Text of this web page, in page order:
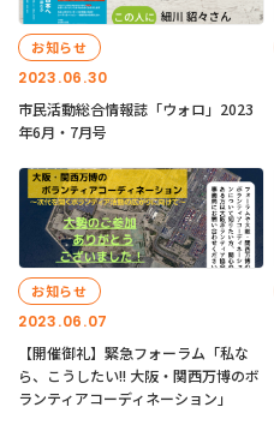
2023.06.30
お知らせ
市民活動総合情報誌「ウォロ」2023
年6月・7月号
2023.06.07
お知らせ
【開催御礼】緊急フォーラム「私な
ら、こうしたい!! 大阪・関西万博のボ
ランティアコーディネーション」